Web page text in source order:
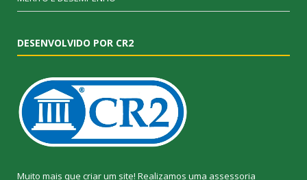
DESENVOLVIDO POR CR2
Muito mais que criar um site! Realizamos uma assessoria